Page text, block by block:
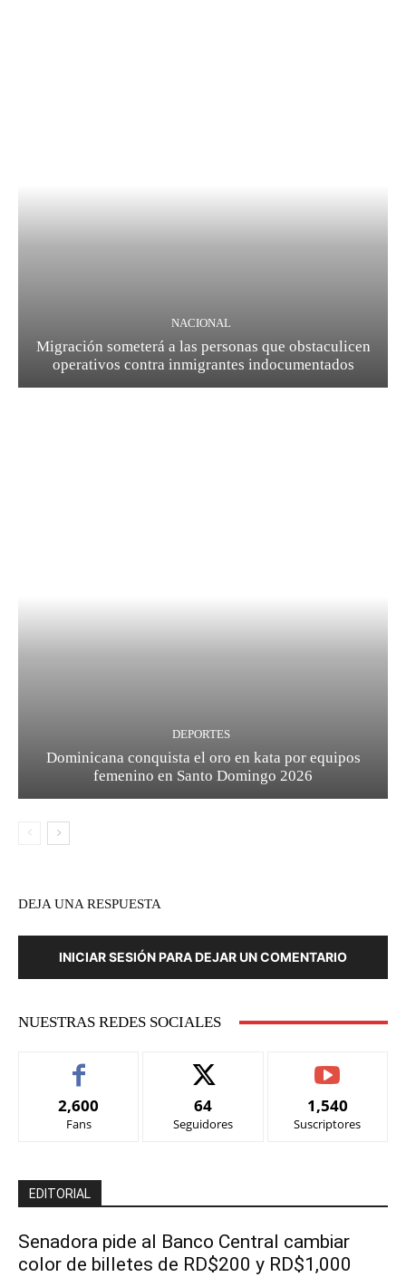
NACIONAL
Migración someterá a las personas que obstaculicen
operativos contra inmigrantes indocumentados
DEPORTES
Dominicana conquista el oro en kata por equipos
femenino en Santo Domingo 2026
DEJA UNA RESPUESTA
INICIAR SESIÓN PARA DEJAR UN COMENTARIO
NUESTRAS REDES SOCIALES
2,600
Fans
64
Seguidores
1,540
Suscriptores
EDITORIAL
Senadora pide al Banco Central cambiar
color de billetes de RD$200 y RD$1,000